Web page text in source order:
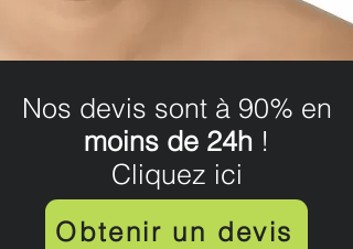
Nos devis sont à 90% en
moins de 24h !
Cliquez ici
Obtenir un devis